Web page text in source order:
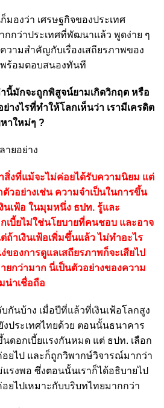
มองว่า เศรษฐกิจของประเทศ
กว่าประเทศที่พัฒนาแล้ว พูดง่าย ๆ
วามสำคัญกับเรื่องเสถียรภาพของ
พร้อมตอบสนองทันที
านี้มักจะถูกพิสูจน์ยามเกิดวิกฤต หรือ
างไรที่ทำให้โลกเห็นว่า เรามีเครดิต
าใหม่ๆ ?
ายอย่าง
งที่แม้จะไม่ค่อยได้รับความนิยม แต่
วอย่างเช่น ความจำเป็นในการขึ้น
นเฟ้อ ในมุมหนึ่ง ธปท. รู้และ
เบี้ยไม่ใช่นโยบายที่คนชอบ และอาจ
าเงินเฟ้อเพิ่มขึ้นแล้ว ไม่ทำอะไร
ของการดูแลเสถียรภาพก็จะเสียไป
ยกว่ามาก นี่เป็นตัวอย่างของความ
น่าเชื่อถือ
กันบ้าง เมื่อปีที่แล้วที่เงินเฟ้อโลกสูง
ประเทศไทยด้วย ตอนนั้นธนาคาร
ดอกเบี้ยแรงกันหมด แต่ ธปท. เลือก
ยไป และก็ถูกวิพากษ์วิจารณ์มากว่า
รงพอ ซึ่งตอนนั้นเราก็ได้อธิบายไป
ยไปเหมาะกับบริบทไทยมากกว่า